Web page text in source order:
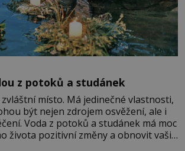
z potoků a studánek
místo. Má jedinečné vlastnosti,
být nejen zdrojem osvěžení, ale i
Voda z potoků a studánek má moc
života pozitivní změny a obnovit vaši